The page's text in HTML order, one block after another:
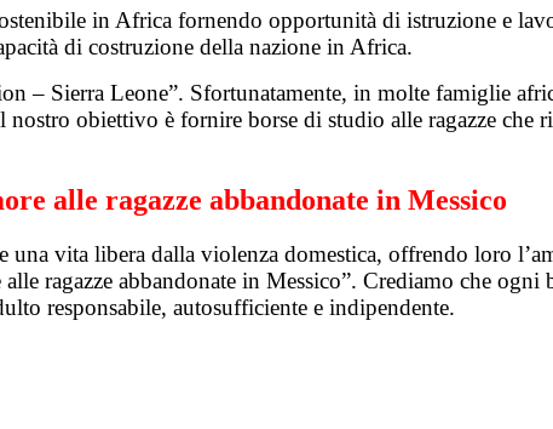
in Africa fornendo opportunità di istruzione e
di costruzione della nazione in Africa.
– Sierra Leone”. Sfortunatamente, in molte famiglie
obiettivo è fornire borse di studio alle ragazze che
alle ragazze abbandonate in Messico
vita libera dalla violenza domestica, offrendo loro
ragazze abbandonate in Messico”. Crediamo che
responsabile, autosufficiente e indipendente.